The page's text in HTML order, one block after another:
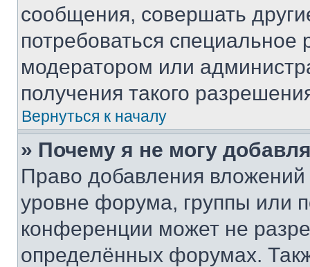
сообщения, совершать
потребоваться
модератором или
получения такого
Вернуться к началу
» Почему я не могу
Право добавления
уровне форума, группы или
конференции может не
определённых форумах.